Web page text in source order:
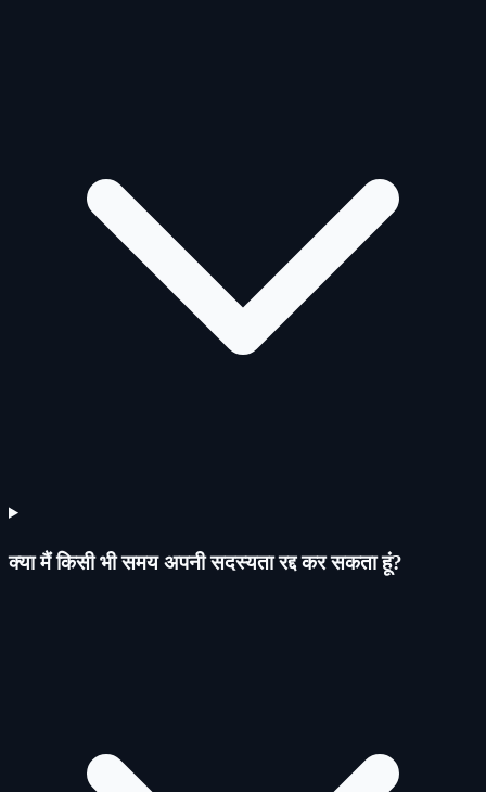
क्या मैं किसी भी समय अपनी सदस्यता रद्द कर सकता हूं?